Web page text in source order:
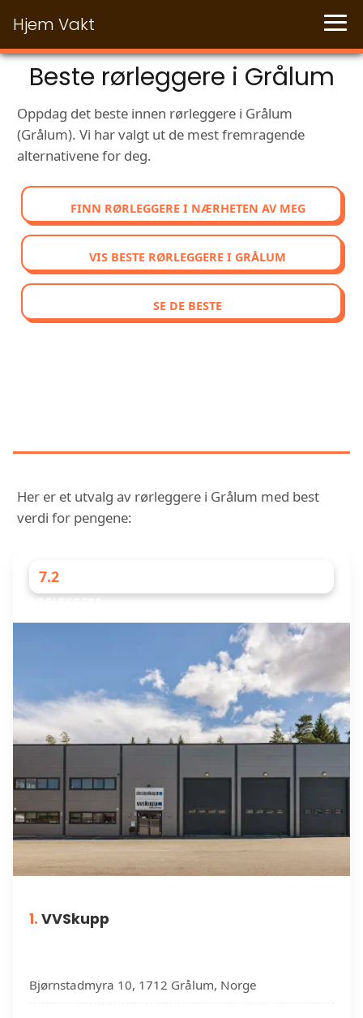
Hjem Vakt
Beste rørleggere i Grålum
Oppdag det beste innen rørleggere i Grålum
(Grålum). Vi har valgt ut de mest fremragende
alternativene for deg.
FINN RØRLEGGERE I NÆRHETEN AV MEG
VIS BESTE RØRLEGGERE I GRÅLUM
SE DE BESTE
Her er et utvalg av rørleggere i Grålum med best
verdi for pengene:
7.2
1. VVSkupp
Bjørnstadmyra 10, 1712 Grålum, Norge